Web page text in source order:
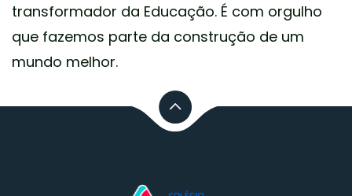
transformador da Educação. É com orgulho
que fazemos parte da construção de um
mundo melhor.